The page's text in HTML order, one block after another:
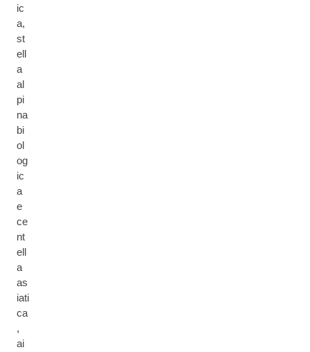
ic
a,
st
ell
a
al
pi
na
bi
ol
og
ic
a
e
ce
nt
ell
a
as
iati
ca
,
ai